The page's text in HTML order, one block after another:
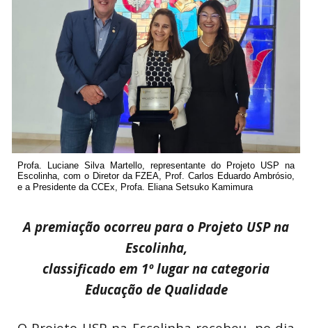
Profa. Luciane Silva Martello, representante do Projeto USP na
Escolinha, com o Diretor da FZEA, Prof. Carlos Eduardo Ambrósio,
e a Presidente da CCEx, Profa. Eliana Setsuko Kamimura
A premiação ocorreu para o Projeto USP na
Escolinha,
classificado em 1º lugar na categoria
´Educação de Qualidade